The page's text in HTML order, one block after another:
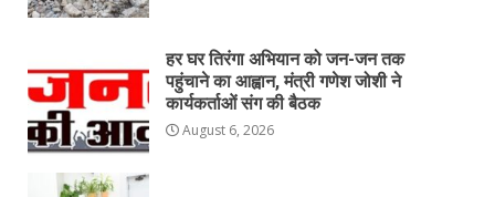
हर घर तिरंगा अभियान को जन-जन तक
पहुंचाने का आह्वान, मंत्री गणेश जोशी ने
कार्यकर्ताओं संग की बैठक
August 6, 2026